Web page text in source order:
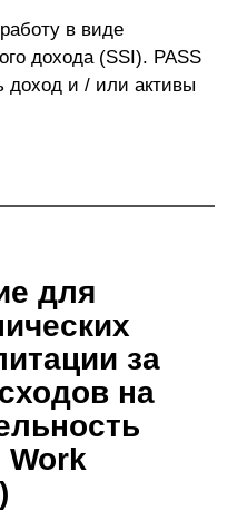
в виде
дохода (SSI). PASS
доход и / или активы
для
за
на
Work